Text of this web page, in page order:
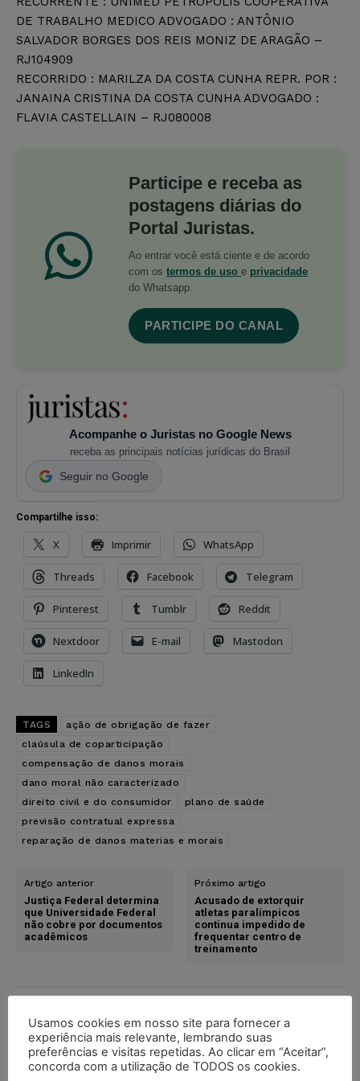
DE TRABALHO MEDICO ADVOGADO : ANTÔNIO
SALVADOR BORGES DOS REIS MONIZ DE ARAGÃO –
RJ104909
RECORRIDO : MARILZA DA COSTA CUNHA REPR. POR :
JANAINA CRISTINA DA COSTA CUNHA ADVOGADO :
FLAVIA CASTELLAIN – RJ080008
Participe e receba as
postagens diárias do
Portal Juristas.
Ao entrar você está ciente e de acordo
com os termos de uso e privacidade
do Whatsapp.
PARTICIPE DO CANAL
Acompanhe o Juristas no Google News
receba as principais notícias jurídicas do Brasil
Seguir no Google
Compartilhe isso:
X Imprimir WhatsApp
Threads Facebook Telegram
Pinterest Tumblr Reddit
Nextdoor E-mail Mastodon
LinkedIn
TAGS
ação de obrigação de fazer
claúsula de coparticipação
compensação de danos morais
dano moral não caracterizado
direito civil e do consumidor
plano de saúde
previsão contratual expressa
reparação de danos materias e morais
Artigo anterior
Justiça Federal determina
que Universidade Federal
não cobre por documentos
acadêmicos
Próximo artigo
Acusado de extorquir
atletas paralímpicos
continua impedido de
frequentar centro de
treinamento
Usamos cookies em nosso site para fornecer a
experiência mais relevante, lembrando suas
preferências e visitas repetidas. Ao clicar em “Aceitar”,
concorda com a utilização de TODOS os cookies.